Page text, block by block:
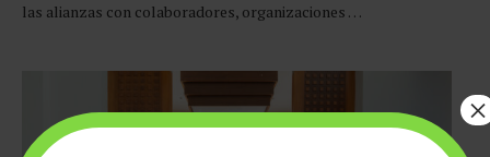
las alianzas con colaboradores, organizaciones …
×